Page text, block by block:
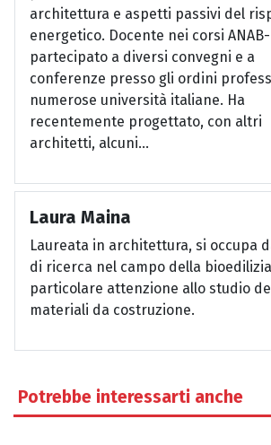
architettura e aspetti passivi del
energetico. Docente nei corsi
partecipato a diversi convegni e a
conferenze presso gli ordini
numerose università italiane. Ha
recentemente progettato, con altri
architetti, alcuni...
Laura Maina
Laureata in architettura, si occupa
di ricerca nel campo della
particolare attenzione allo studio
materiali da costruzione.
Potrebbe interessarti anche